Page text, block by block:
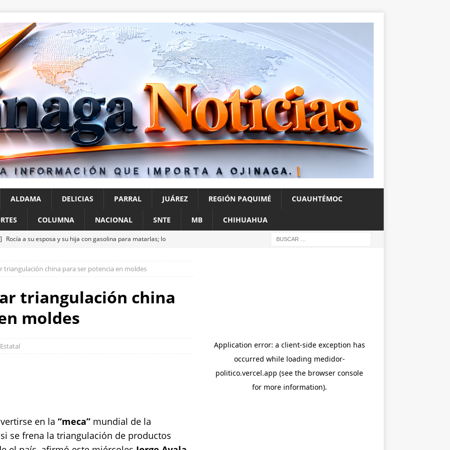
ALDAMA DELICIAS PARRAL JUÁREZ REGIÓN PAQUIMÉ CUAUHTÉMOC
COLUMNA NACIONAL SNTE MB CHIHUAHUA
Rocía a su esposa y su hija con gasolina para matarlas; lo
Alan Falomir se reúne con vecinos de El Saucito y lleva mensaje
Cateos en Juárez aseguran un tigre de bengala, un lagarto y
por homicidio
ESTATAL
triangulación china para ser potencia en moldes
triangulación china
moldes
Estatal
en la “meca” mundial de la
se frena la triangulación de productos